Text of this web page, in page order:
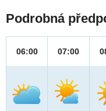
Podrobná
06:00 07:00